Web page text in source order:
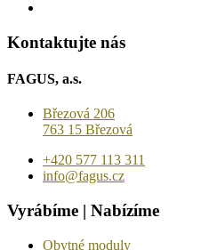
Kontaktujte nás
FAGUS, a.s.
Březová 206
763 15 Březová
+420 577 113 311
info@fagus.cz
Vyrábíme | Nabízíme
Obytné moduly